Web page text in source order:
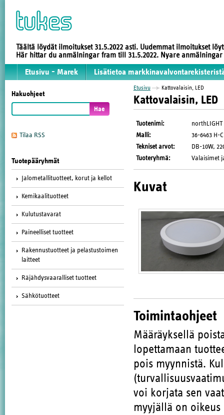
Täältä löydät ilmoitukset 31.5.2022 asti. Uudemmat ilmoitukset
Här hittar du anmälningar fram till 31.5.2022. Nyare
Etusivu - Marek Lisätietoa
Hakuohjeet
Tilaa RSS
Tuotepääryhmät
Jalometallituotteet, korut ja kellot
Kemikaalituotteet
Kulutustavarat
Paineelliset tuotteet
Rakennustuotteet ja pelastustoimen
laitteet
Räjähdysvaaralliset tuotteet
Sähkötuotteet
Etusivu Kattovalaisin, LED
Kattovalaisin, LED
Tuotenimi:
northLIGHT
Malli:
36-6463 H-
Tekniset arvot:
DB-10W,
Tuoteryhmä: Valaisimet
Kuvat
Toimintaohjeet
Määräyksellä
lopettamaan
pois myynnistä.
voi korjata sen
myyjällä on